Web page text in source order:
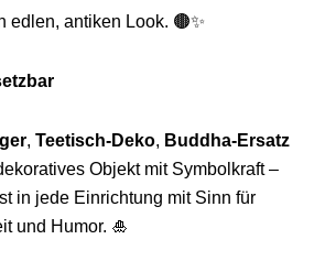
edlen, antiken Look. 🟤✨
, Teetisch-Deko, Buddha-Ersatz
Objekt mit Symbolkraft –
in jede Einrichtung mit Sinn für
und Humor. 🎍